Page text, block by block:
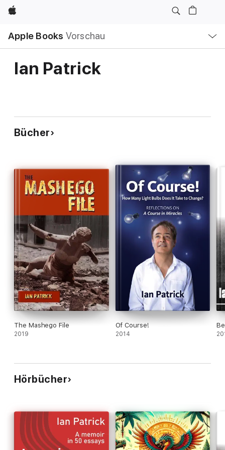
Apple
Apple Books Vorschau
Navigation
Menü
öffnen
Ian Patrick
Bücher
The Mashego File
2019
Of Course!
2014
Hörbücher